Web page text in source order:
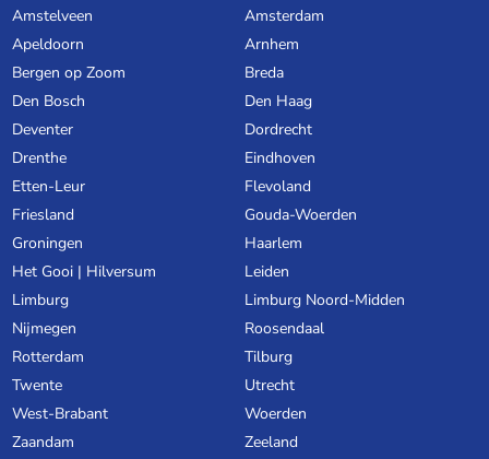
Amstelveen
Amsterdam
Apeldoorn
Arnhem
Bergen op Zoom
Breda
Den Bosch
Den Haag
Deventer
Dordrecht
Drenthe
Eindhoven
Etten-Leur
Flevoland
Friesland
Gouda-Woerden
Groningen
Haarlem
Het Gooi | Hilversum
Leiden
Limburg
Limburg Noord-Midden
Nijmegen
Roosendaal
Rotterdam
Tilburg
Twente
Utrecht
West-Brabant
Woerden
Zaandam
Zeeland